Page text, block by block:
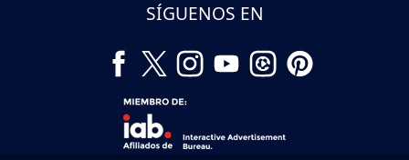
SÍGUENOS EN